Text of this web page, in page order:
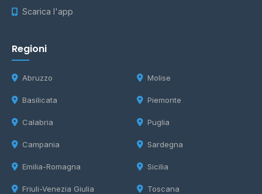
Scarica l'app
Regioni
Abruzzo
Basilicata
Calabria
Campania
Emilia-Romagna
Friuli-Venezia Giulia
Molise
Piemonte
Puglia
Sardegna
Sicilia
Toscana